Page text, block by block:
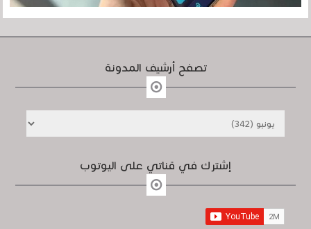
تصفح أرشيف المدونة
إشترك في قناتي على اليوتوب